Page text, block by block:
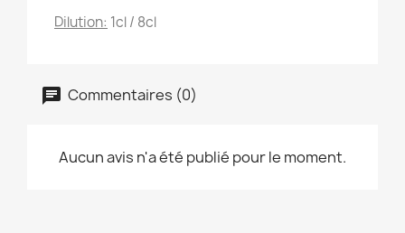
Dilution: 1cl / 8cl
Commentaires (0)
Aucun avis n'a été publié pour le moment.